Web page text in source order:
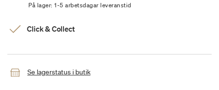
På lager: 1-5 arbetsdagar leveranstid
Click & Collect
Se lagerstatus i butik